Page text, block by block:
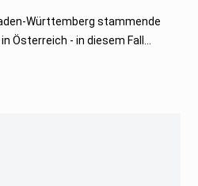
Württemberg stammende
Österreich - in diesem Fall...